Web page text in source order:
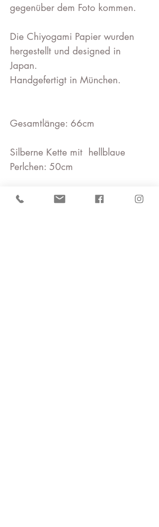
gegenüber dem Foto kommen.
Die Chiyogami Papier wurden
hergestellt und designed in
Japan.
Handgefertigt in München.
Gesamtlänge: 66cm
Silberne Kette mit hellblaue
Perlchen: 50cm
Blätter Größe: (L)ca 4cm .